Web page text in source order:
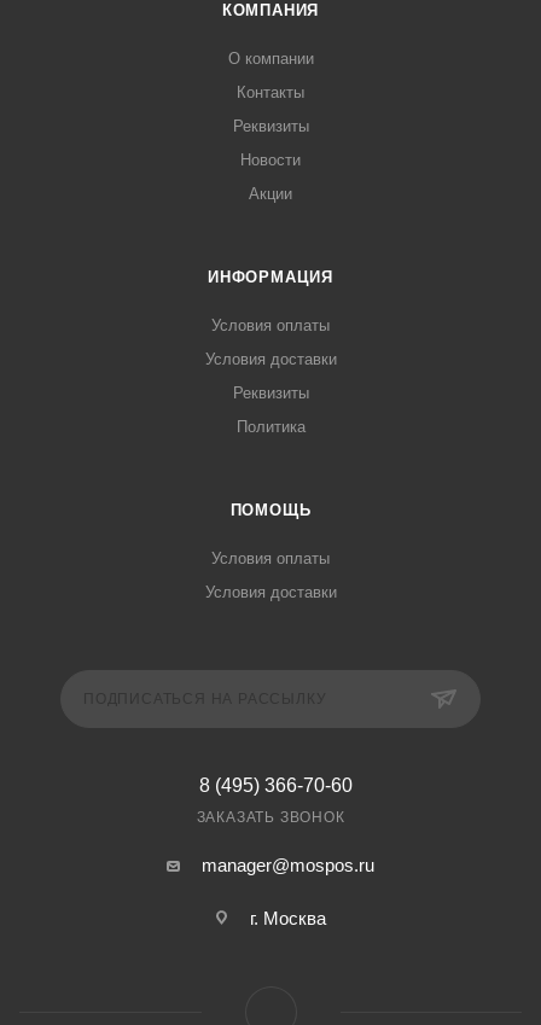
КОМПАНИЯ
О компании
Контакты
Реквизиты
Новости
Акции
ИНФОРМАЦИЯ
Условия оплаты
Условия доставки
Реквизиты
Политика
ПОМОЩЬ
Условия оплаты
Условия доставки
8 (495) 366-70-60
ЗАКАЗАТЬ ЗВОНОК
manager@mospos.ru
г. Москва